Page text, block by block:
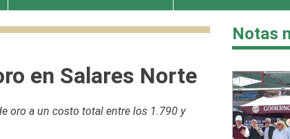
en Salares Norte
oro a un costo total entre los 1.790 y
Notas